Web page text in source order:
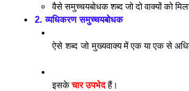
वैसे समुच्चयबोधक शब्द जो दो वाक्यों को
2. व्यधिकरण समुच्चयबोधक
ऐसे शब्द जो मुख्यवाक्य में एक या एक से
इसके चार उपभेद हैं।